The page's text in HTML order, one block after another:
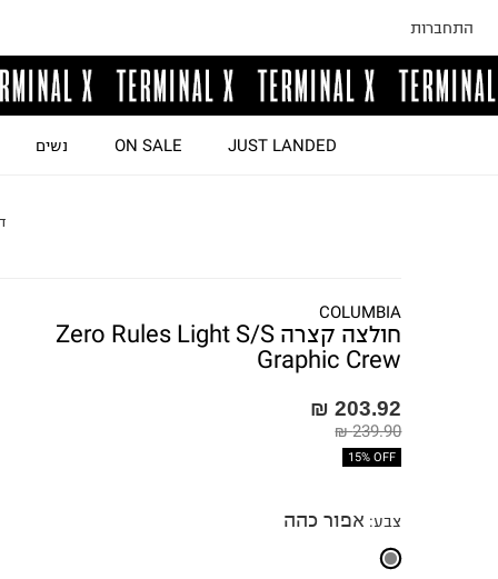
התחברות
JUST LANDED
ON SALE נשים
COLUMBIA
חולצה קצרה Zero Rules Light S/S
Graphic Crew
203.92 ₪
239.90 ₪
15% OFF
צבע: אפור כהה